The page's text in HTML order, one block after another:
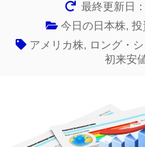
最終更新日
今日の日本株, 投
アメリカ株, ロング・
初来安